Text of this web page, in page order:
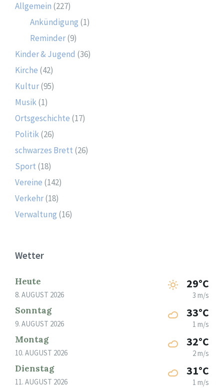
Allgemein (227)
Ankündigung (1)
Reminder(9)
Kinder & Jugend (36)
Kirche (42)
Kultur(95)
Musik(1)
Ortsgeschichte (17)
Politik(26)
schwarzes Brett (26)
Sport (18)
Vereine (142)
Verkehr(18)
Verwaltung (16)
Wetter
Heute
8. AUGUST 2026
29°C
3 m/s
Sonntag
9. AUGUST 2026
33°C
1 m/s
Montag
10. AUGUST 2026
32°C
2 m/s
Dienstag
11. AUGUST 2026
31°C
1 m/s